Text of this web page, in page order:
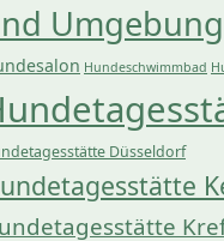
Umgebung
Hundeschwimmbad
Düsseldorf